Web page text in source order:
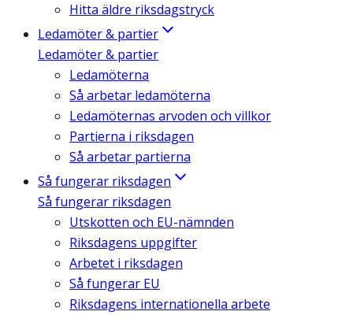
Hitta äldre riksdagstryck
Ledamöter & partier
Ledamöter & partier
Ledamöterna
Så arbetar ledamöterna
Ledamöternas arvoden och villkor
Partierna i riksdagen
Så arbetar partierna
Så fungerar riksdagen
Så fungerar riksdagen
Utskotten och EU-nämnden
Riksdagens uppgifter
Arbetet i riksdagen
Så fungerar EU
Riksdagens internationella arbete